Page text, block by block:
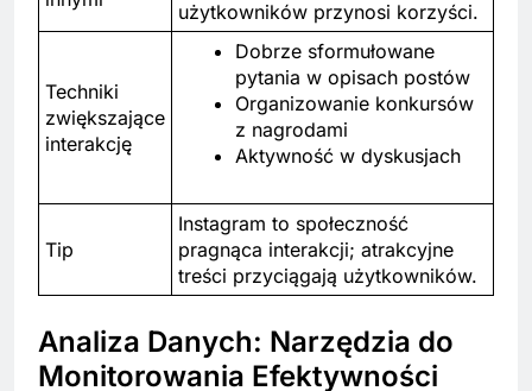
użytkowników przynosi korzyści.
Techniki
zwiększające
interakcję
Dobrze sformułowane
pytania w opisach postów
Organizowanie konkursów
z nagrodami
Aktywność w dyskusjach
Tip
Instagram to społeczność
pragnąca interakcji; atrakcyjne
treści przyciągają użytkowników.
Analiza Danych: Narzędzia do
Monitorowania Efektywności